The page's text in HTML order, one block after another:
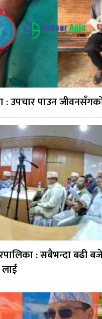
: उपचार पाउन
: सबैभन्दा बढी